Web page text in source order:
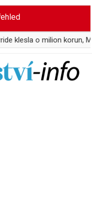
o milion korun, Microsoft